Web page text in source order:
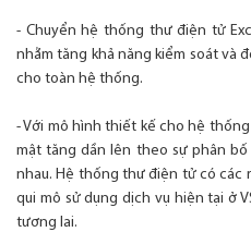
- Chuyển hệ thống thư điện tử
nhằm tăng khả năng kiểm soát và
cho toàn hệ thống.
- Với mô hình thiết kế cho hệ
mật tăng dần lên theo sự phân
nhau. Hệ thống thư điện tử có các
qui mô sử dụng dịch vụ hiện tại ở
tương lai.